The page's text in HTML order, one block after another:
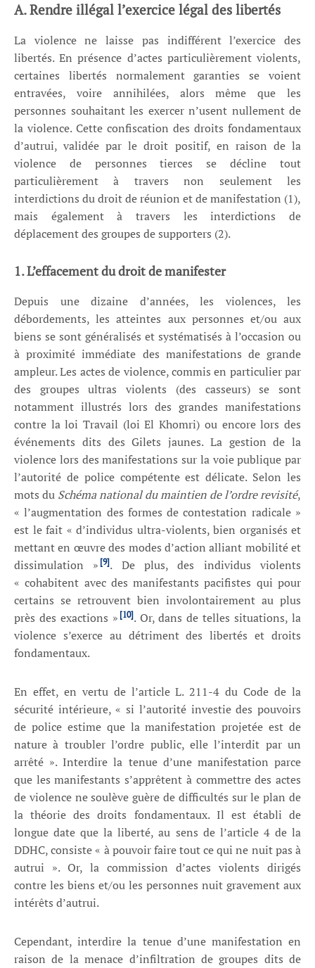
A. Rendre illégal l’exercice légal des libertés
La violence ne laisse pas indifférent l’exercice des
libertés. En présence d’actes particulièrement violents,
certaines libertés normalement garanties se voient
entravées, voire annihilées, alors même que les
personnes souhaitant les exercer n’usent nullement de
la violence. Cette confiscation des droits fondamentaux
d’autrui, validée par le droit positif, en raison de la
violence de personnes tierces se décline tout
particulièrement à travers non seulement les
interdictions du droit de réunion et de manifestation (1),
mais également à travers les interdictions de
déplacement des groupes de supporters (2).
1. L’effacement du droit de manifester
Depuis une dizaine d’années, les violences, les
débordements, les atteintes aux personnes et/ou aux
biens se sont généralisés et systématisés à l’occasion ou
à proximité immédiate des manifestations de grande
ampleur. Les actes de violence, commis en particulier par
des groupes ultras violents (des casseurs) se sont
notamment illustrés lors des grandes manifestations
contre la loi Travail (loi El Khomri) ou encore lors des
événements dits des Gilets jaunes. La gestion de la
violence lors des manifestations sur la voie publique par
l’autorité de police compétente est délicate. Selon les
mots du Schéma national du maintien de l’ordre revisité,
« l’augmentation des formes de contestation radicale »
est le fait « d’individus ultra-violents, bien organisés et
mettant en œuvre des modes d’action alliant mobilité et
dissimulation » [9]. De plus, des individus violents
« cohabitent avec des manifestants pacifistes qui pour
certains se retrouvent bien involontairement au plus
près des exactions » [10]. Or, dans de telles situations, la
violence s’exerce au détriment des libertés et droits
fondamentaux.
En effet, en vertu de l’article L. 211-4 du Code de la
sécurité intérieure, « si l’autorité investie des pouvoirs
de police estime que la manifestation projetée est de
nature à troubler l’ordre public, elle l’interdit par un
arrêté ». Interdire la tenue d’une manifestation parce
que les manifestants s’apprêtent à commettre des actes
de violence ne soulève guère de difficultés sur le plan de
la théorie des droits fondamentaux. Il est établi de
longue date que la liberté, au sens de l’article 4 de la
DDHC, consiste « à pouvoir faire tout ce qui ne nuit pas à
autrui ». Or, la commission d’actes violents dirigés
contre les biens et/ou les personnes nuit gravement aux
intérêts d’autrui.
Cependant, interdire la tenue d’une manifestation en
raison de la menace d’infiltration de groupes dits de